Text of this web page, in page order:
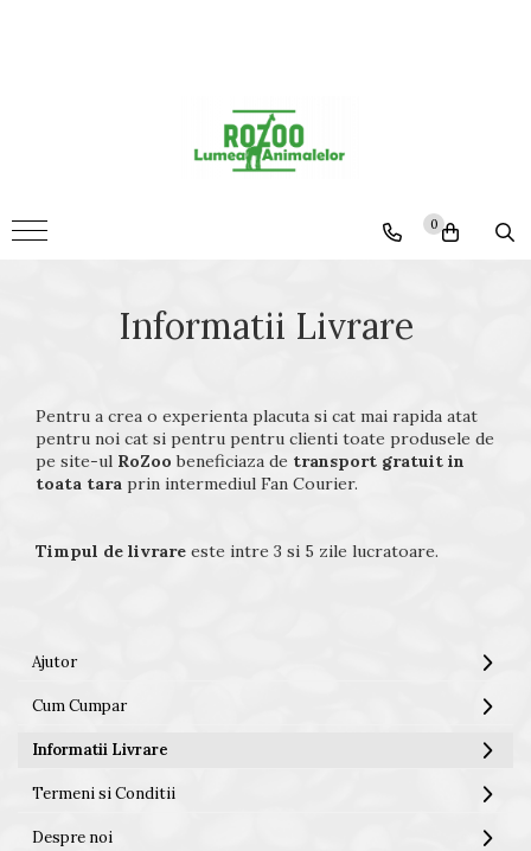
0
Informatii Livrare
Pentru a crea o experienta placuta si cat mai rapida atat
pentru noi cat si pentru pentru clienti toate produsele de
pe site-ul RoZoo beneficiaza de transport gratuit in
toata tara prin intermediul Fan Courier.
Timpul de livrare este intre 3 si 5 zile lucratoare.
Ajutor
Cum Cumpar
Informatii Livrare
Termeni si Conditii
Despre noi